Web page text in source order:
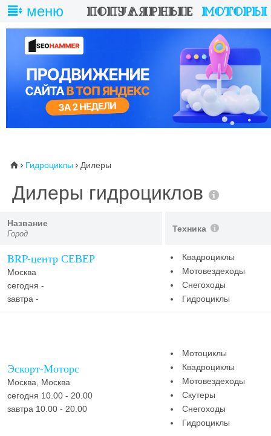
меню
⌂  Гидроциклы  Дилеры
Дилеры гидроциклов
Название
Город
Техника
BRP-центр СЕВЕР
Москва
сегодня -
завтра -
Квадроциклы
Мотовездеходы
Снегоходы
Гидроциклы
Эскорт-Моторс
Москва, Москва
сегодня 10.00 - 20.00
завтра 10.00 - 20.00
Мотоциклы
Квадроциклы
Мотовездеходы
Скутеры
Снегоходы
Гидроциклы